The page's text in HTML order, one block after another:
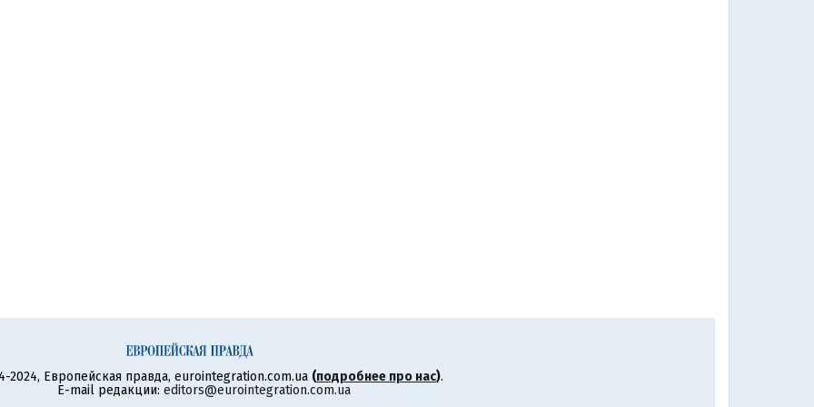
2024, Европейская правда, eurointegration.com.ua (подробнее про нас).
E-mail редакции: editors@eurointegration.com.ua